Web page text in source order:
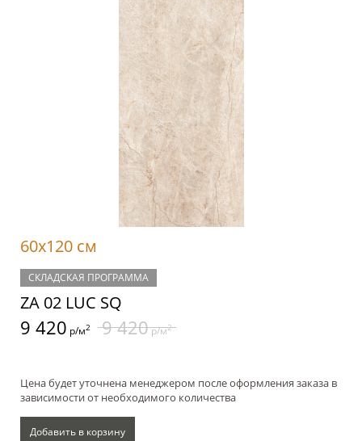
60x120 см
СКЛАДСКАЯ ПРОГРАММА
ZA 02 LUC SQ
9 420 р/м2 9 420р/м2
Цена будет уточнена менеджером после оформления заказа в
зависимости от необходимого количества
Добавить в корзину